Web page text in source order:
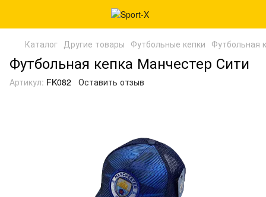
Каталог Другие товары Футбольные кепки Футбольная
Футбольная кепка Манчестер Сити
Артикул: FK082 Оставить отзыв